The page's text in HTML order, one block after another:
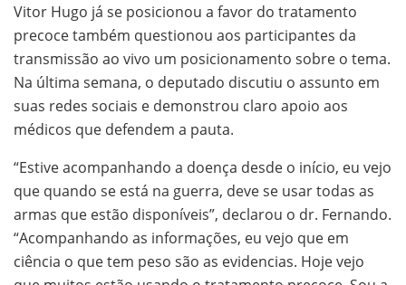
Vitor Hugo já se posicionou a favor do tratamento
precoce também questionou aos participantes da
transmissão ao vivo um posicionamento sobre o tema.
Na última semana, o deputado discutiu o assunto em
suas redes sociais e demonstrou claro apoio aos
médicos que defendem a pauta.
“Estive acompanhando a doença desde o início, eu vejo
que quando se está na guerra, deve se usar todas as
armas que estão disponíveis”, declarou o dr. Fernando.
“Acompanhando as informações, eu vejo que em
ciência o que tem peso são as evidencias. Hoje vejo